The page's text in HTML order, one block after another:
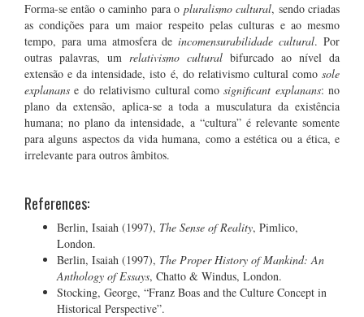
Forma-se então o caminho para o pluralismo cultural, sendo criadas
as condições para um maior respeito pelas culturas e ao mesmo
tempo, para uma atmosfera deincomensurabilidade cultural. Por
outras palavras, um relativismo cultural bifurcado ao nível da
extensão e da intensidade, isto é, do relativismo cultural como sole
explanans e do relativismo cultural comosignificant explanans: no
plano da extensão, aplica-se a toda a musculatura da existência
humana; no plano da intensidade, a “cultura” é relevante somente
para alguns aspectos da vida humana, como a estética ou a ética, e
irrelevante para outros âmbitos.
References:
Berlin, Isaiah (1997), The Sense of Reality, Pimlico,
London.
Berlin, Isaiah (1997), The Proper History of Mankind: An
Anthology of Essays, Chatto & Windus, London.
Stocking, George, “Franz Boas and the Culture Concept in
Historical Perspective”.